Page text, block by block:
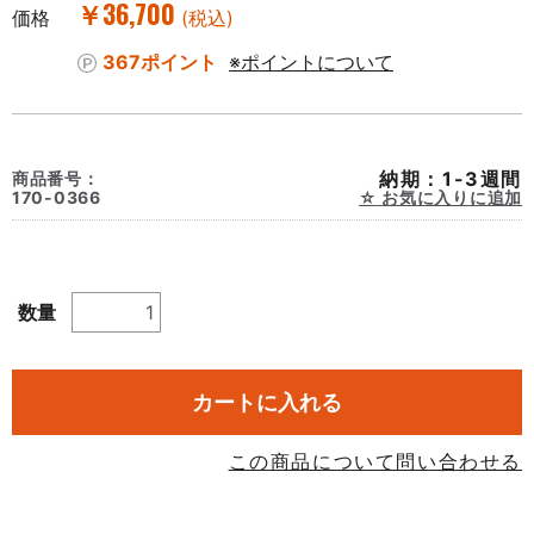
価格 ￥36,700 (税込)
367ポイント
※ポイントについて
商品番号：
170-0366
納期：1-3週間
お気に入りに追加
数量
カートに入れる
この商品について問い合わせる